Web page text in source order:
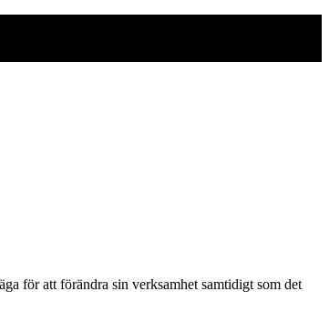
för att förändra sin verksamhet samtidigt som det